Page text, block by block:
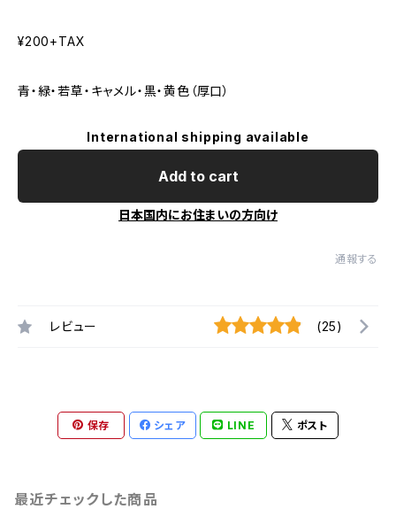
¥200+TAX
青・緑・若草・キャメル・黒・黄色（厚口）
International shipping available
Add to cart
日本国内にお住まいの方向け
通報する
レビュー (25)
保存 シェア LINE ポスト
最近チェックした商品